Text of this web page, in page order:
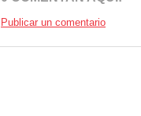
Publicar un comentario